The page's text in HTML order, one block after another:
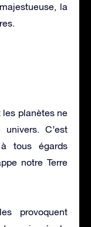
la
les planètes ne
C’est
tous égards
notre Terre
provoquent